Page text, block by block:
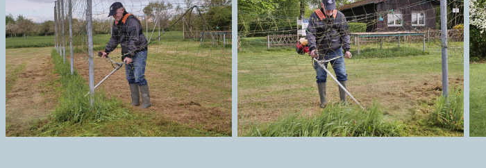
Gras am Fangzaun Motorsense hat zu tun